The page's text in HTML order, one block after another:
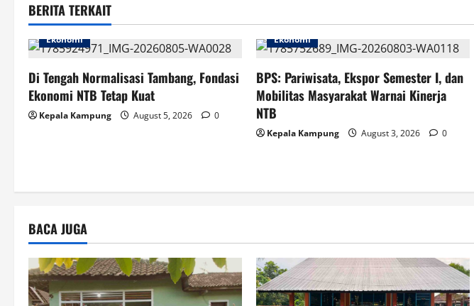
n
a
v
i
t
i
o
n
BERITA TERKAIT
Ekonomi
Di Tengah Normalisasi Tambang, Fondasi
Ekonomi NTB Tetap Kuat
Kepala Kampung August 5, 2026 0
Ekonomi
BPS: Pariwisata, Ekspor Semester I, dan
Mobilitas Masyarakat Warnai Kinerja
NTB
Kepala Kampung August 3, 2026 0
BACA JUGA